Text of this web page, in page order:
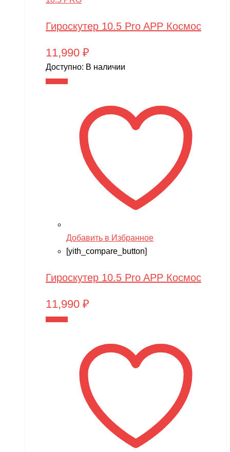
Гироскутер 10.5 Pro APP Космос
11,990 ₽
Доступно: В наличии
Добавить в Избранное
[yith_compare_button]
Гироскутер 10.5 Pro APP Космос
11,990 ₽